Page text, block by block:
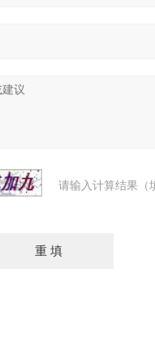
请输入计算结果（